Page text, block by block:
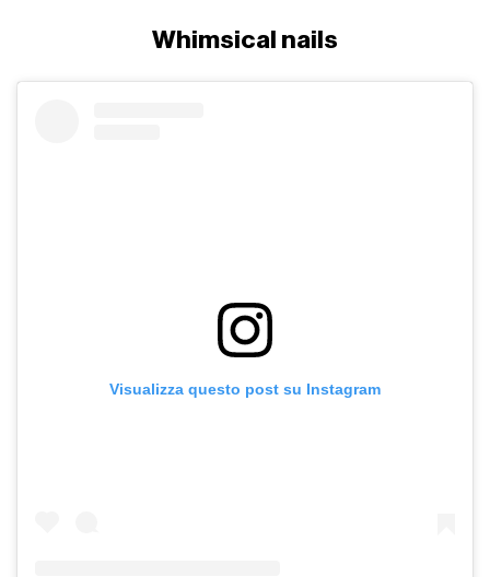
Whimsical nails
Visualizza questo post su Instagram